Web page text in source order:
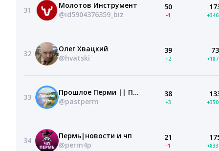
31
Молотов Инструмент
@id5904376359_biz
50
-1
32
Олег Хвацкий
@hvatski
39
+2
73
33
Прошлое Перми || Пермь и Пермский край
@pastperm
38
+3
34
Пермь|новости и чп
@perm4p
21
-1